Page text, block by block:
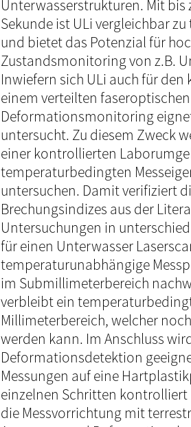
Unterwasserstrukturen. Mit bis
Sekunde ist ULi vergleichbar
und bietet das Potenzial für
Zustandsmonitoring von z.B.
Inwiefern sich ULi auch für
einem verteilten faseroptischen
Deformationsmonitoring
untersucht. Zu diesem Zweck
einer kontrollierten
temperaturbedingten
untersuchen. Damit verifiziert
Brechungsindizes aus der
Untersuchungen in
für einen Unterwasser
temperaturunabhängige
im Submillimeterbereich
verbleibt ein
Millimeterbereich, welcher
werden kann. Im Anschluss
Deformationsdetektion
Messungen auf eine
einzelnen Schritten
die Messvorrichtung mit